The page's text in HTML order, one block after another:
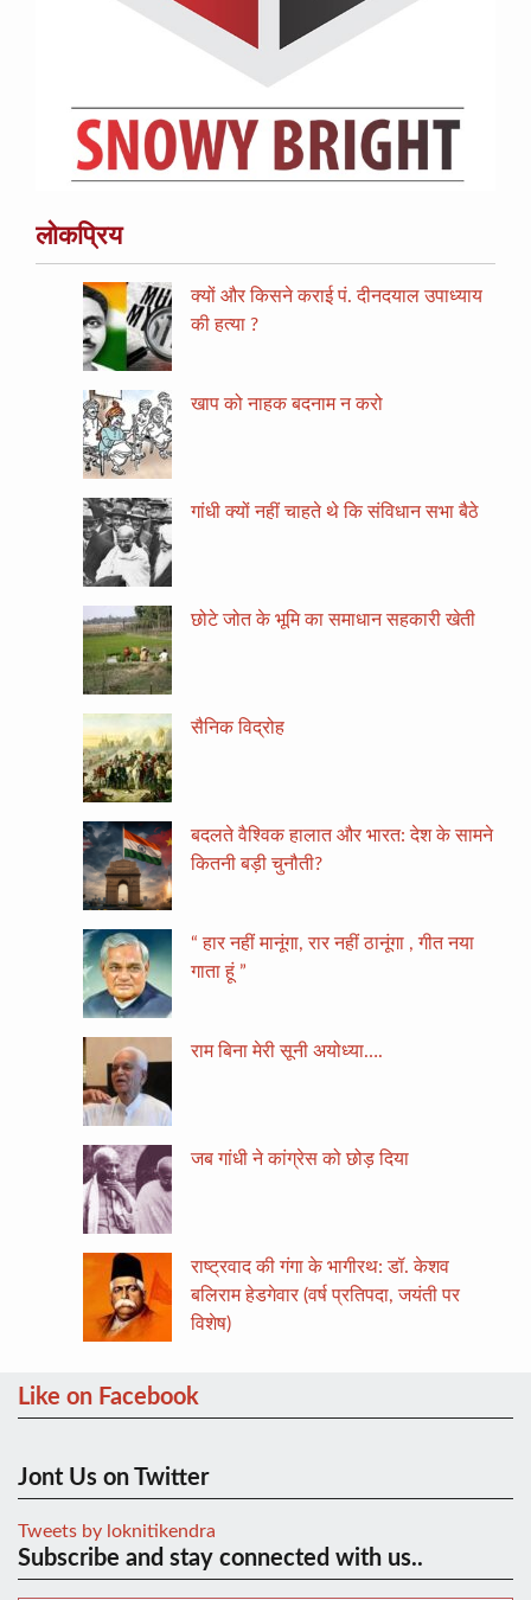
लोकप्रिय
क्यों और किसने कराई पं. दीनदयाल उपाध्याय
की हत्या ?
खाप को नाहक बदनाम न करो
गांधी क्यों नहीं चाहते थे कि संविधान सभा बैठे
छोटे जोत के भूमि का समाधान सहकारी खेती
सैनिक विद्रोह
बदलते वैश्विक हालात और भारत: देश के सामने
कितनी बड़ी चुनौती?
“ हार नहीं मानूंगा, रार नहीं ठानूंगा , गीत नया
गाता हूं ”
राम बिना मेरी सूनी अयोध्या….
जब गांधी ने कांग्रेस को छोड़ दिया
राष्ट्रवाद की गंगा के भागीरथ: डॉ. केशव
बलिराम हेडगेवार (वर्ष प्रतिपदा, जयंती पर
विशेष)
Like on Facebook
Jont Us on Twitter
Tweets by loknitikendra
Subscribe and stay connected with us..